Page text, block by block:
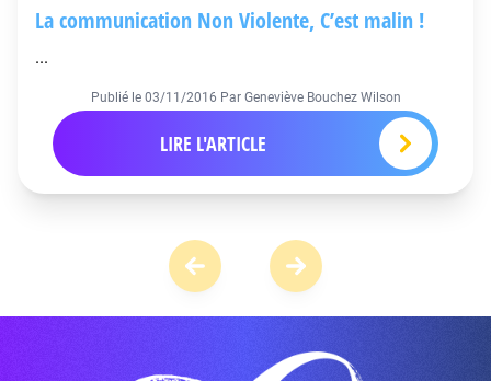
La communication Non Violente, C’est malin !
...
Publié le 03/11/2016 Par Geneviève Bouchez Wilson
LIRE L'ARTICLE